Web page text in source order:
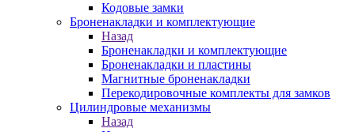
Кодовые замки
Броненакладки и комплектующие
Назад
Броненакладки и комплектующие
Броненакладки и пластины
Магнитные броненакладки
Перекодировочные комплекты для замков
Цилиндровые механизмы
Назад